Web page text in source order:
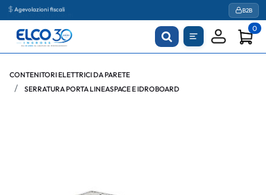
Agevolazioni fiscali B2B
0
CONTENITORI ELETTRICI DA PARETE
SERRATURA PORTA LINEASPACE E IDROBOARD